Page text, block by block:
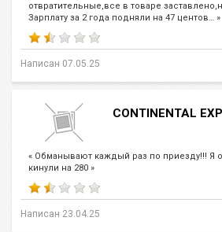
отвратительные,все в товаре
Зарплату за 2 года подняли на 47 центов… »
Написан 07.05.25
CONTINENTAL
« Обманывают каждый раз по приезду!!! Я
кинули на 280 »
Написан 23.04.25